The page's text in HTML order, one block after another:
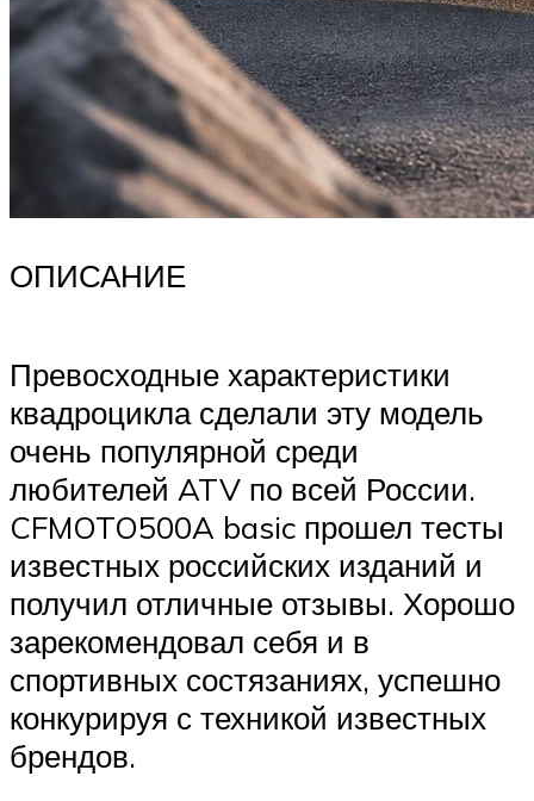
ОПИСАНИЕ
Превосходные характеристики
квадроцикла сделали эту модель
очень популярной среди
любителей ATV по всей России.
CFMOTO500A basic прошел тесты
известных российских изданий и
получил отличные отзывы. Хорошо
зарекомендовал себя и в
спортивных состязаниях, успешно
конкурируя с техникой известных
брендов.